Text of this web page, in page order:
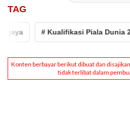
TAG
# Kualifikasi Piala Dunia 2026